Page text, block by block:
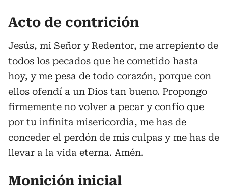
Acto de contrición
Jesús, mi Señor y Redentor, me arrepiento de
todos los pecados que he cometido hasta
hoy, y me pesa de todo corazón, porque con
ellos ofendí a un Dios tan bueno. Propongo
firmemente no volver a pecar y confío que
por tu infinita misericordia, me has de
conceder el perdón de mis culpas y me has de
llevar a la vida eterna. Amén.
Monición inicial